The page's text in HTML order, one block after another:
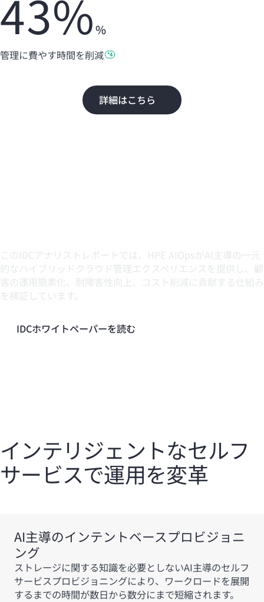
43%%
管理に費やす時間を削減 *4
詳細はこちら
このIDCアナリストレポートでは、HPE AIOpsがAI主導の一元
的なハイブリッドクラウド管理エクスペリエンスを提供し、顧
客の運用簡素化、耐障害性向上、コスト削減に貢献する仕組み
を検証しています。
IDCホワイトペーパーを読む
インテリジェントなセルフ
サービスで運用を変革
AI主導のインテントベースプロビジョニ
ング
ストレージに関する知識を必要としないAI主導のセルフ
サービスプロビジョニングにより、ワークロードを展開
するまでの時間が数日から数分にまで短縮されます。